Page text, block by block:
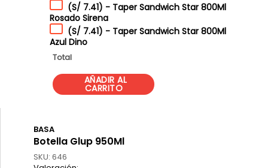
(S/ 7.41) - Taper Sandwich Star 800Ml
Rosado Sirena
(S/ 7.41) - Taper Sandwich Star 800Ml
Azul Dino
Total
BASA
Botella Glup 950Ml
SKU: 646